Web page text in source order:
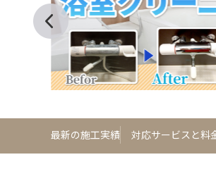
最新の施工実績 対応サービスと料